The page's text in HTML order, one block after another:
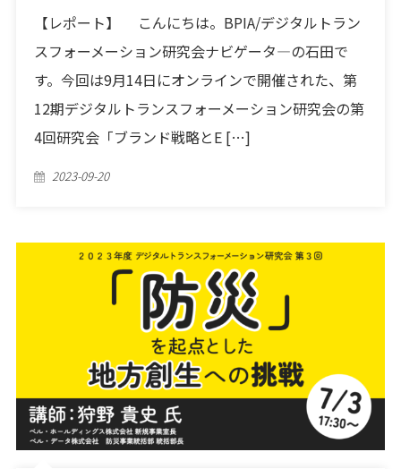
【レポート】 こんにちは。BPIA/デジタルトラン
スフォーメーション研究会ナビゲータ―の石田で
す。今回は9月14日にオンラインで開催された、第
12期デジタルトランスフォーメーション研究会の第
4回研究会「ブランド戦略とE […]
Posted
2023-09-20